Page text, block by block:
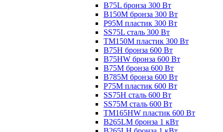
B75L бронза 300 Вт
B150M бронза 300 Вт
P95M пластик 300 Вт
SS75L сталь 300 Вт
TM150M пластик 300 Вт
B75H бронза 600 Вт
B75HW бронза 600 Вт
B75M бронза 600 Вт
B785M бронза 600 Вт
P75M пластик 600 Вт
SS75H сталь 600 Вт
SS75M сталь 600 Вт
TM165HW пластик 600 Вт
B265LM бронза 1 кВт